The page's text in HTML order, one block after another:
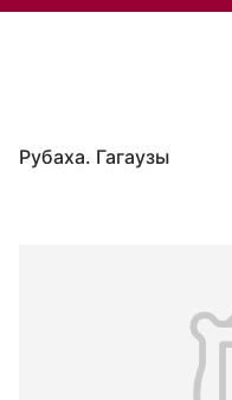
Рубаха. Гагаузы